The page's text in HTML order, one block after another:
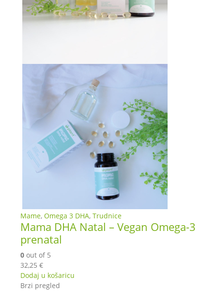
Mame, Omega 3 DHA, Trudnice
Mama DHA Natal – Vegan Omega-3
prenatal
0 out of 5
32,25 €
Dodaj u košaricu
Brzi pregled